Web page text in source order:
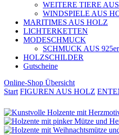
WEITERE TIERE
WINDSPIELE AUS
MARITIMES AUS HOLZ
LICHTERKETTEN
MODESCHMUCK
SCHMUCK AUS
HOLZSCHILDER
Gutscheine
Online-Shop Übersicht
Start FIGUREN AUS HOLZ